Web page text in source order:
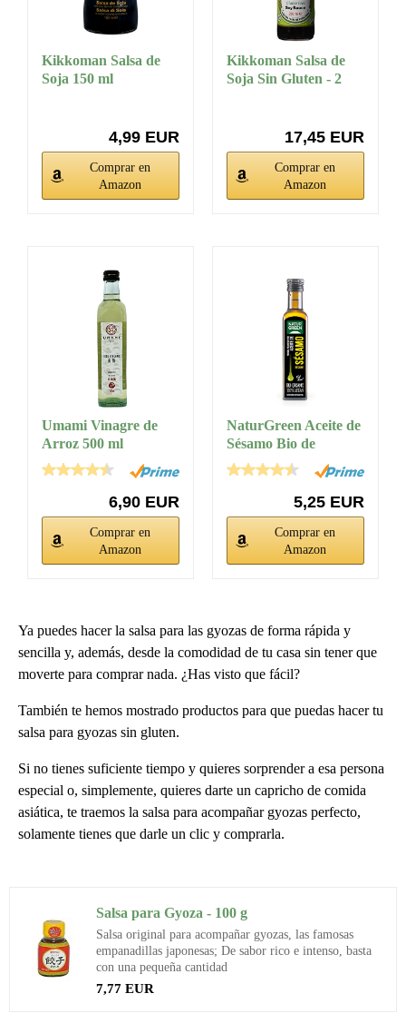
Kikkoman Salsa de
Soja 150 ml
4,99 EUR
Comprar en
Amazon
Kikkoman Salsa de
Soja Sin Gluten - 2
17,45 EUR
Comprar en
Amazon
Umami Vinagre de
Arroz 500 ml
6,90 EUR
Comprar en
Amazon
NaturGreen Aceite de
Sésamo Bio de
Primera...
5,25 EUR
Comprar en
Amazon
Ya puedes hacer la salsa para las gyozas de forma rápida y
sencilla y, además, desde la comodidad de tu casa sin tener que
moverte para comprar nada. ¿Has visto que fácil?
También te hemos mostrado productos para que puedas hacer tu
salsa para gyozas sin gluten.
Si no tienes suficiente tiempo y quieres sorprender a esa persona
especial o, simplemente, quieres darte un capricho de comida
asiática, te traemos la salsa para acompañar gyozas perfecto,
solamente tienes que darle un clic y comprarla.
Salsa para Gyoza - 100 g
Salsa original para acompañar gyozas, las famosas
empanadillas japonesas; De sabor rico e intenso, basta
con una pequeña cantidad
7,77 EUR